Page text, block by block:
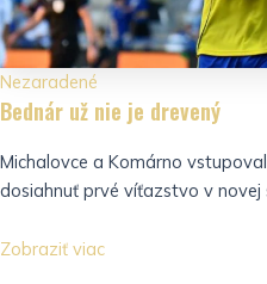
Nezaradené
Bednár už nie je drevený
Michalovce a Komárno
dosiahnuť prvé víťazstvo v novej
Zobraziť viac